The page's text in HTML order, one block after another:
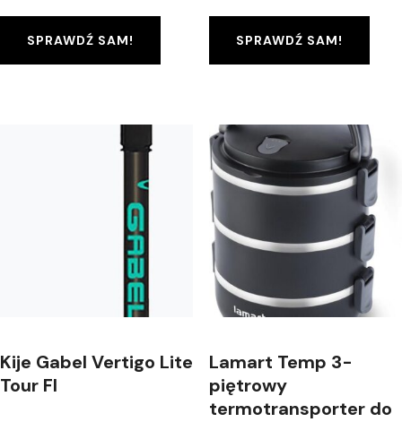
SPRAWDŹ SAM! SPRAWDŹ SAM!
Kije Gabel Vertigo Lite
Tour Fl
Lamart Temp 3-
piętrowy
termotransporter do